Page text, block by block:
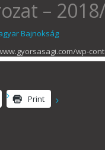
–
Bajnokság
wp-
Print